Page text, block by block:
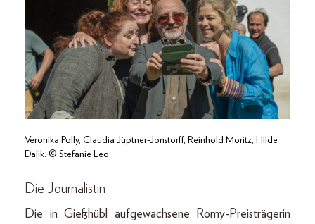
Veronika Polly, Claudia Jüptner-Jonstorff, Reinhold Moritz, Hilde
Dalik. © Stefanie Leo
Die Journalistin
Die in Gießhübl aufgewachsene Romy-Preisträgerin